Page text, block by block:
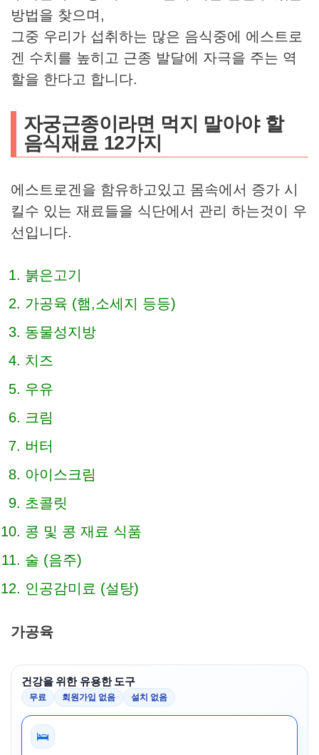
방법을 찾으며,
그중 우리가 섭취하는 많은 음식중에 에스트로
겐 수치를 높히고 근종 발달에 자극을 주는 역
할을 한다고 합니다.
자궁근종이라면 먹지 말아야 할
음식재료 12가지
에스트로겐을 함유하고있고 몸속에서 증가 시
킬수 있는 재료들을 식단에서 관리 하는것이 우
선입니다.
붉은고기
가공육 (햄,소세지 등등)
동물성지방
치즈
우유
크림
버터
아이스크림
초콜릿
콩 및 콩 재료 식품
술 (음주)
인공감미료 (설탕)
가공육
건강을 위한 유용한 도구
무료 회원가입 없음 설치 없음
🛌